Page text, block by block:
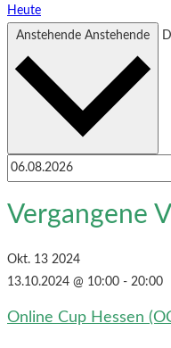
Heute
Anstehende Anstehende
Vergangene
Okt. 13 2024
13.10.2024 @ 10:00 - 20:00
Online Cup Hessen